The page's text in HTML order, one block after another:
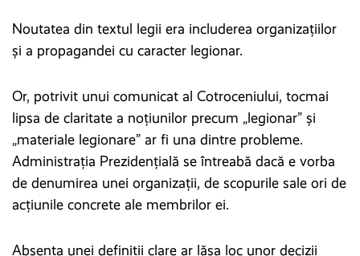
Noutatea din textul legii era includerea organizațiilor
și a propagandei cu caracter legionar.
Or, potrivit unui comunicat al Cotroceniului, tocmai
lipsa de claritate a noțiunilor precum „legionar” și
„materiale legionare” ar fi una dintre probleme.
Administrația Prezidențială se întreabă dacă e vorba
de denumirea unei organizații, de scopurile sale ori de
acțiunile concrete ale membrilor ei.
Absența unei definiții clare ar lăsa loc unor decizii